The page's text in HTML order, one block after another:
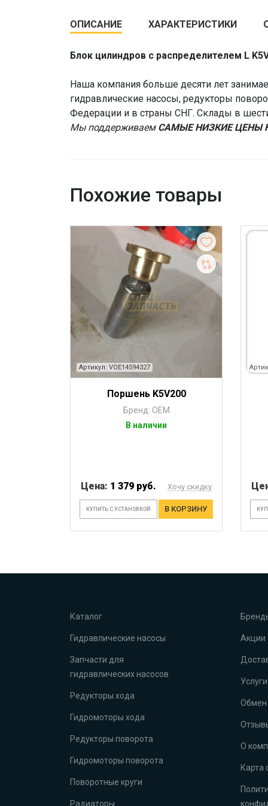
ОПИСАНИЕ ХАРАКТЕРИСТИКИ
Блок цилиндров с распределителем L
Наша компания больше десяти лет
гидравлические насосы, редукторы
Федерации и в страны СНГ. Склады в
Мы поддерживаем САМЫЕ НИЗКИЕ ЦЕНЫ
Похожие товары
Артикул: VOE14594327
Поршень K5V200
Бренд: OEM
В наличии
Цена: 1 379 руб. Хочу скидку
КУПИТЬ С УСТАНОВКОЙ В КОРЗИНУ
Каталог
Гидравлические насосы
Запчасти для
гидравлических насосов
Редукторы хода
Гидромоторы хода
Редукторы поворота
Гидромоторы поворота
Поворотные круги
Радиаторы
Акции
Услуги
Обмен
О
Карта